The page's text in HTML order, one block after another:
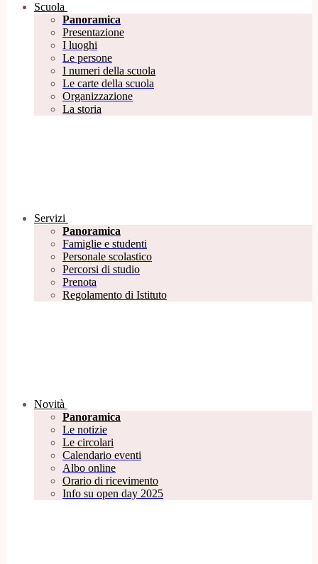
Scuola
Panoramica
Presentazione
I luoghi
Le persone
I numeri della scuola
Le carte della scuola
Organizzazione
La storia
Servizi
Panoramica
Famiglie e studenti
Personale scolastico
Percorsi di studio
Prenota
Regolamento di Istituto
Novità
Panoramica
Le notizie
Le circolari
Calendario eventi
Albo online
Orario di ricevimento
Info su open day 2025